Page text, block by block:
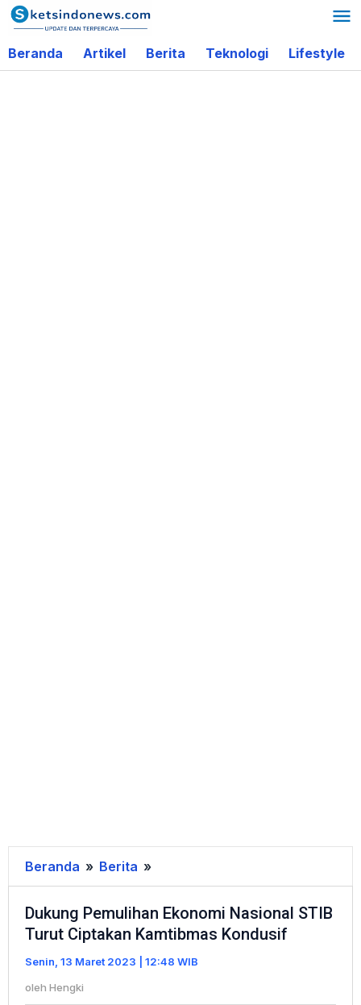
Lewati
ke
konten
Beranda Artikel Berita Teknologi Lifestyle
Beranda » Berita »
Pemulihan
Ekonomi
Nasional
STIB
Ciptakan
Dukung Pemulihan Ekonomi Nasional STIB
Turut Ciptakan Kamtibmas Kondusif
Senin, 13 Maret 2023 | 12:48 WIB
oleh Hengki